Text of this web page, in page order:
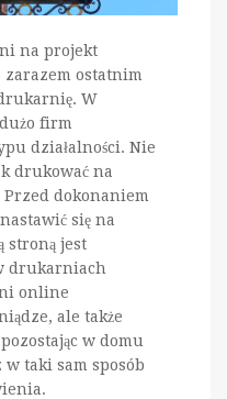
na projekt
ostatnim
W
firm
działalności. Nie
drukować na
dokonaniem
się na
stroną jest
drukarniach
online
ale także
w domu
taki sam sposób